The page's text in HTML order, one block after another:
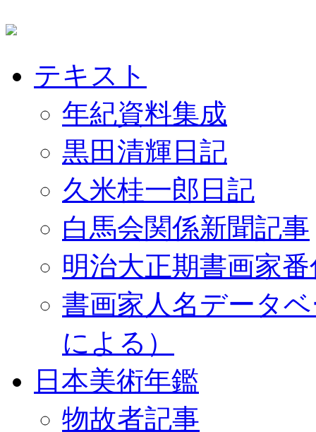
テキスト
年紀資料集成
黒田清輝日記
久米桂一郎日記
白馬会関係新聞記事
明治大正期書画家
書画家人名データ
による）
日本美術年鑑
物故者記事